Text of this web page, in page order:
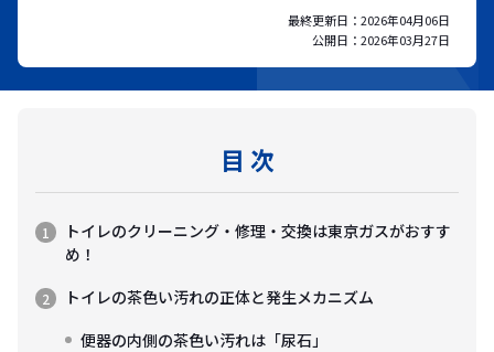
最終更新日： 2026年04月06日
公開日： 2026年03月27日
目 次
トイレのクリーニング・修理・交換は東京ガスがおすす
め！
トイレの茶色い汚れの正体と発生メカニズム
便器の内側の茶色い汚れは「尿石」